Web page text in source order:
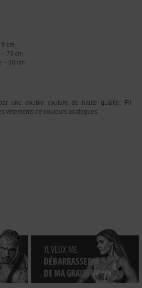
cm
73 cm
– 30 cm
une double couture de haute qualité. Fil
vêtements de couleurs analogues.
JE VEUX ME
DÉBARRASSER
DE MA GRAISSE